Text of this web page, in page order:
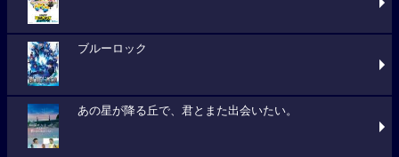
ブルーロック
あの星が降る丘で、君とまた出会いたい。